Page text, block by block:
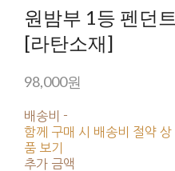
원밤부 1등 펜던트
[라탄소재]
98,000원
배송비 -
함께 구매 시 배송비 절약 상
품 보기
추가 금액